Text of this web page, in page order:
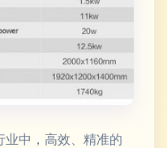
中，高效、精准的